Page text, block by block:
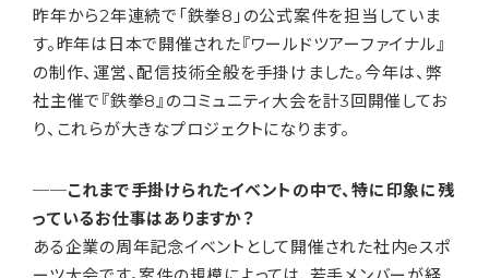
昨年から2年連続で「鉄拳8」の公式案件を担当していま
す。昨年は日本で開催された『ワールドツアーファイナル』
の制作、運営、配信技術全般を手掛けました。今年は、弊
社主催で『鉄拳8』のコミュニティ大会を計3回開催してお
り、これらが大きなプロジェクトになります。
──これまで手掛けられたイベントの中で、特に印象に残
っているお仕事はありますか？
ある企業の周年記念イベントとして開催された社内eスポ